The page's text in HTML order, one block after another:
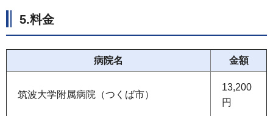
5.料金
病院名 金額
筑波大学附属病院（つくば市）
13,200
円